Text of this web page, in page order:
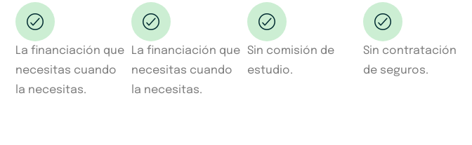
La financiación que
necesitas cuando
la necesitas.
La financiación que
necesitas cuando
la necesitas.
Sin comisión de
estudio.
Sin contratación
de seguros.